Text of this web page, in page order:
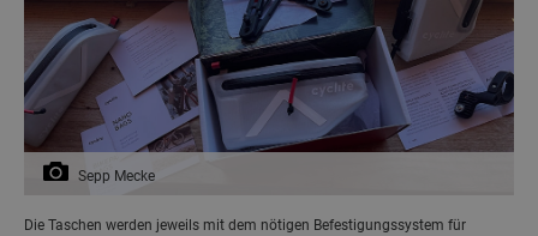
Sepp Mecke
Die Taschen werden jeweils mit dem nötigen Befestigungssystem für